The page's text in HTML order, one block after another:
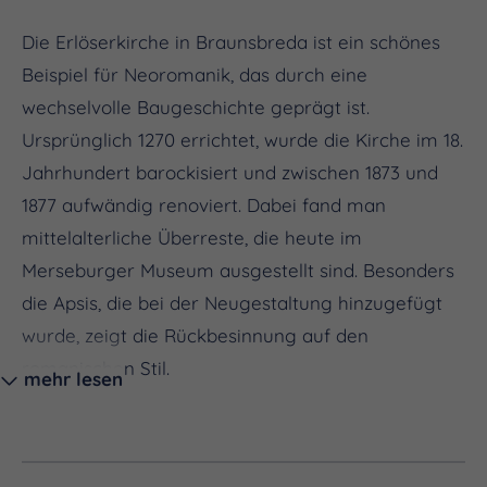
Die Erlöserkirche in Braunsbreda ist ein schönes
Beispiel für Neoromanik, das durch eine
wechselvolle Baugeschichte geprägt ist.
Ursprünglich 1270 errichtet, wurde die Kirche im 18.
Jahrhundert barockisiert und zwischen 1873 und
1877 aufwändig renoviert. Dabei fand man
mittelalterliche Überreste, die heute im
Merseburger Museum ausgestellt sind. Besonders
die Apsis, die bei der Neugestaltung hinzugefügt
wurde, zeigt die Rückbesinnung auf den
romanischen Stil.
mehr lesen